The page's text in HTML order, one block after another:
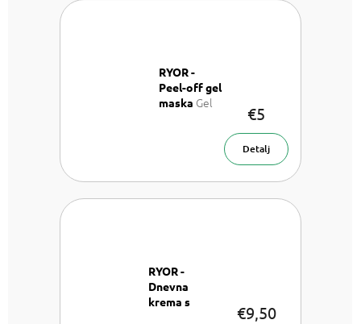
RYOR -
Peel-off gel
maska Gel
€5
Detalj
RYOR -
Dnevna
krema s
€9,50